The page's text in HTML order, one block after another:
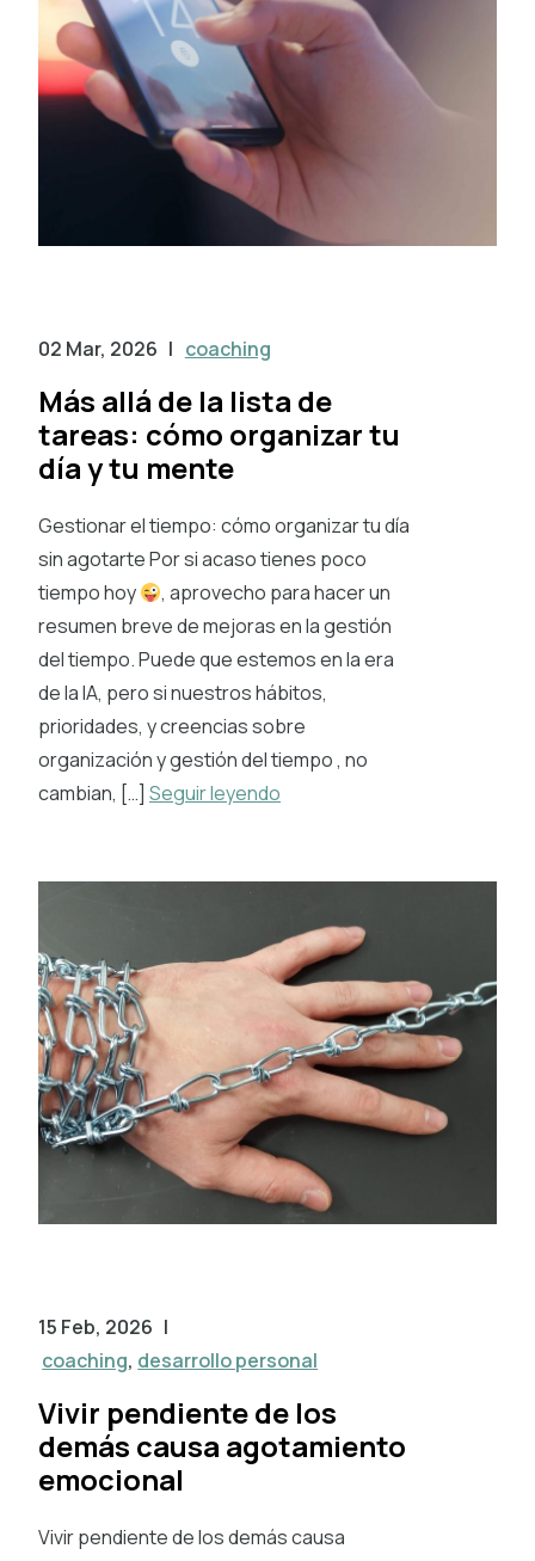
02 Mar, 2026 | coaching
Más allá de la lista de
tareas: cómo organizar tu
día y tu mente
Gestionar el tiempo: cómo organizar tu día
sin agotarte Por si acaso tienes poco
tiempo hoy
, aprovecho para hacer un
resumen breve de mejoras en la gestión
del tiempo. Puede que estemos en la era
de la IA, pero si nuestros hábitos,
prioridades, y creencias sobre
organización y gestión del tiempo , no
cambian, […] Seguir leyendo
15 Feb, 2026 |
coaching, desarrollo personal
Vivir pendiente de los
demás causa agotamiento
emocional
Vivir pendiente de los demás causa